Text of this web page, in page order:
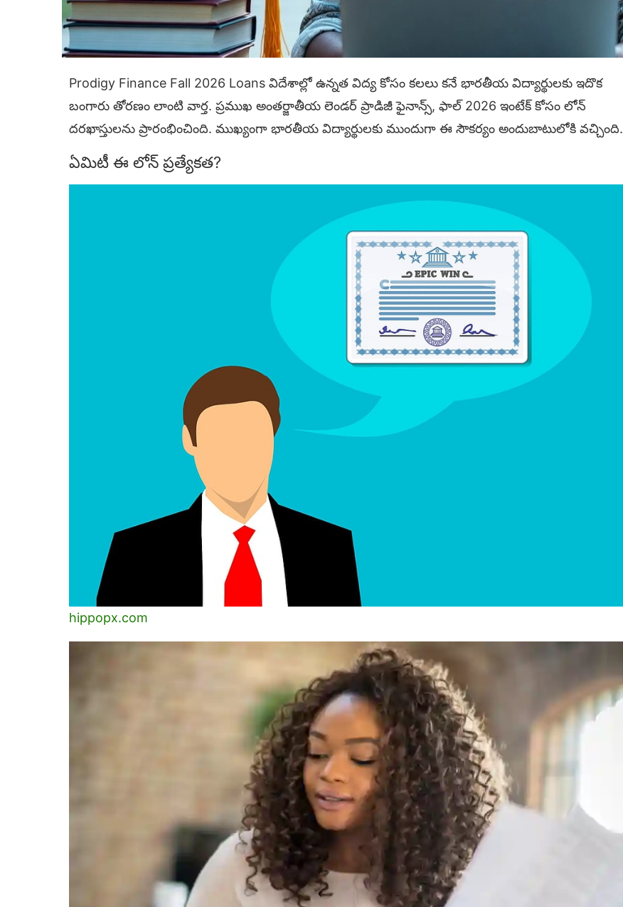
Prodigy Finance Fall 2026 Loans విదేశాల్లో ఉన్నత విద్య కోసం కలలు కనే భారతీయ విద్యార్థులకు ఇదొక
బంగారు తోరణం లాంటి వార్త. ప్రముఖ అంతర్జాతీయ లెండర్ ప్రాడిజీ ఫైనాన్స్, ఫాల్ 2026 ఇంటేక్ కోసం లోన్
దరఖాస్తులను ప్రారంభించింది. ముఖ్యంగా భారతీయ విద్యార్థులకు ముందుగా ఈ సౌకర్యం అందుబాటులోకి వచ్చింది.
ఏమిటీ ఈ లోన్ ప్రత్యేకత?
hippopx.com